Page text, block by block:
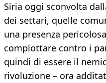
Siria oggi scon­volta
dei setta­ri, quelle
una presenza
complottare contro i
quindi di essere il
rivoluzione – ora